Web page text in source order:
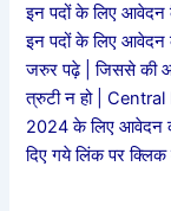
इन पदों के लिए आवेदन
इन पदों के लिए आवेदन
जरुर पढ़े | जिससे की
त्रुटी न हो |
2024 के लिए आवेदन
दिए गये लिंक पर